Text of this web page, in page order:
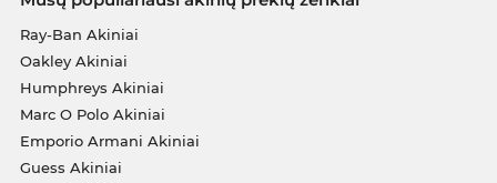
Ray-Ban Akiniai
Oakley Akiniai
Humphreys Akiniai
Marc O Polo Akiniai
Emporio Armani Akiniai
Guess Akiniai